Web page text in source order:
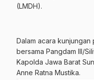
(LMDH).
Dalam acara
bersama Pangdam III/
Kapolda Jawa Barat
Anne Ratna Mustika.